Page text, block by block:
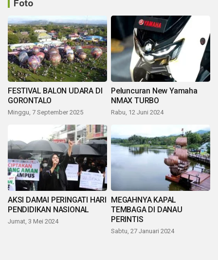
Foto
FESTIVAL BALON UDARA DI
GORONTALO
Minggu, 7 September 2025
Peluncuran New Yamaha
NMAX TURBO
Rabu, 12 Juni 2024
AKSI DAMAI PERINGATI HARI
PENDIDIKAN NASIONAL
Jumat, 3 Mei 2024
MEGAHNYA KAPAL
TEMBAGA DI DANAU
PERINTIS
Sabtu, 27 Januari 2024